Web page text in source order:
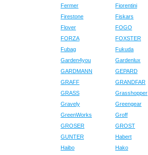
Fermer
Fiorentini
Firestone
Fiskars
Flover
FOGO
FORZA
FOXSTER
Fubag
Fukuda
Garden4you
Gardenlux
GARDMANN
GEPARD
GRAFF
GRANDFAR
GRASS
Grasshopper
Gravely
Greengear
GreenWorks
Groff
GROSER
GROST
GUNTER
Habert
Haibo
Hako